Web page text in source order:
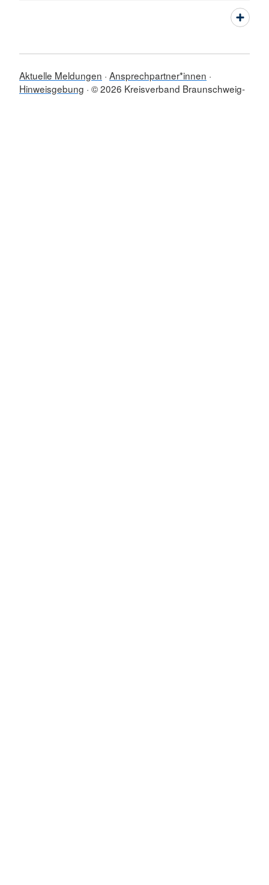
Aktuelle Meldungen Ansprechpartner*innen
Hinweisgebung © 2026 Kreisverband Braunschweig-